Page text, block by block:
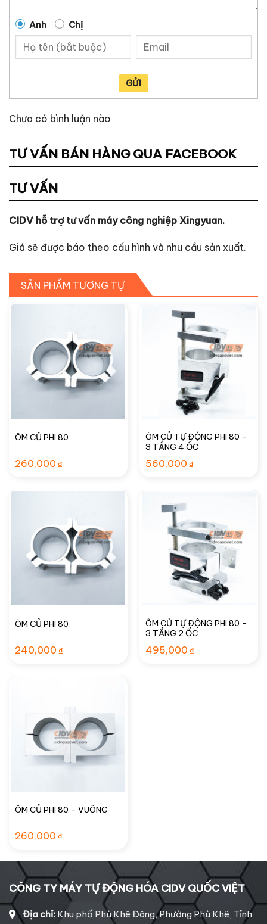
Anh Chị
GỬI
Chưa có bình luận nào
TƯ VẤN BÁN HÀNG QUA FACEBOOK
TƯ VẤN
CIDV hỗ trợ tư vấn máy công nghiệp Xingyuan.
Giá sẽ được báo theo cấu hình và nhu cầu sản xuất.
SẢN PHẨM TƯƠNG TỰ
ÔM CỦ PHI 80
260,000 ₫
ÔM CỦ TỰ ĐỘNG PHI 80 –
3 TẦNG 4 ỐC
560,000 ₫
ÔM CỦ PHI 80
240,000 ₫
ÔM CỦ TỰ ĐỘNG PHI 80 –
3 TẦNG 2 ỐC
495,000 ₫
ÔM CỦ PHI 80 – VUÔNG
260,000 ₫
CÔNG TY MÁY TỰ ĐỘNG HÓA CIDV QUỐC VIỆT
Địa chỉ: Khu phố Phù Khê Đông, Phường Phù Khê, Tỉnh